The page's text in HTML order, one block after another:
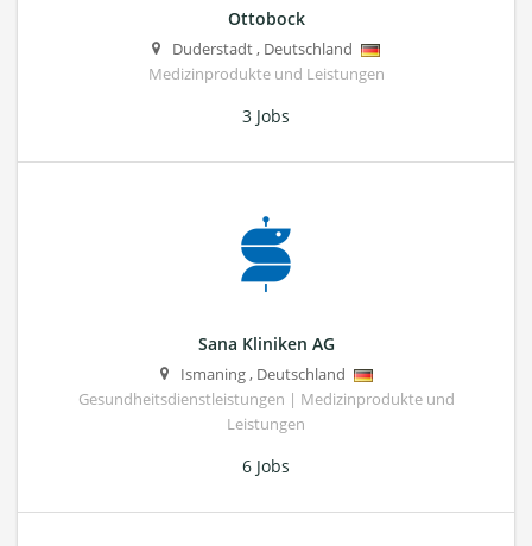
Ottobock
Duderstadt, Deutschland
Medizinprodukte und Leistungen
3 Jobs
Sana Kliniken AG
Ismaning, Deutschland
Gesundheitsdienstleistungen | Medizinprodukte und
Leistungen
6 Jobs